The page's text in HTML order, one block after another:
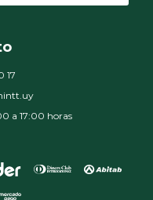
17
a 17:00 horas